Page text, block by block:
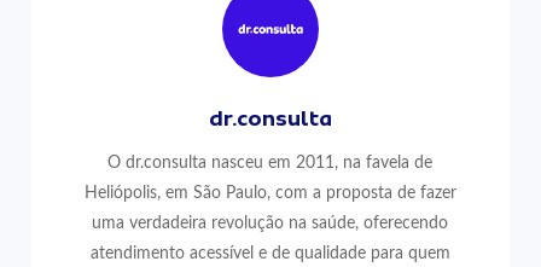
dr.consulta
O dr.consulta nasceu em 2011, na favela de
Heliópolis, em São Paulo, com a proposta de fazer
uma verdadeira revolução na saúde, oferecendo
atendimento acessível e de qualidade para quem